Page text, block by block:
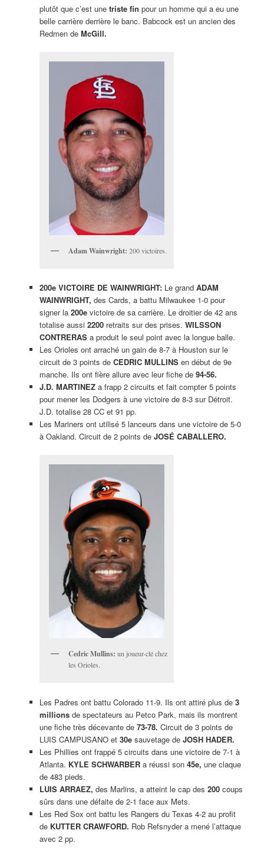
plutôt que c’est une triste fin pour un homme qui a eu une
belle carrière derrière le banc. Babcock est un ancien des
Redmen de McGill.
Adam Wainwright: 200 victoires.
200e VICTOIRE DE WAINWRIGHT: Le grand ADAM
WAINWRIGHT, des Cards, a battu Milwaukee 1-0 pour
signer la 200evictoire de sa carrière. Le droitier de 42 ans
totalise aussi 2200retraits sur des prises. WILSSON
CONTRERASa produit le seul point avec la longue balle.
Les Orioles ont arraché un gain de 8-7 à Houston sur le
circuit de 3 points de CEDRIC MULLINSen début de 9e
manche. Ils ont fière allure avec leur fiche de 94-56.
J.D. MARTINEZa frapp 2 circuits et fait compter 5 points
pour mener les Dodgers à une victoire de 8-3 sur Détroit.
J.D. totalise 28 CC et 91 pp.
Les Mariners ont utilisé 5 lanceurs dans une victoire de 5-0
à Oakland. Circuit de 2 points de JOSÉ CABALLERO.
Cedric Mullins: un joueur-clé chez
les Orioles.
Les Padres ont battu Colorado 11-9. Ils ont attiré plus de 3
millionsde spectateurs au Petco Park, mais ils montrent
une fiche très décevante de 73-78. Circuit de 3 points de
LUIS CAMPUSANO et 30esauvetage de JOSH HADER.
Les Phillies ont frappé 5 circuits dans une victoire de 7-1 à
Atlanta. KYLE SCHWARBERa réussi son 45e, une claque
de 483 pieds.
LUIS ARRAEZ, des Marlins, a atteint le cap des 200coups
sûrs dans une défaite de 2-1 face aux Mets.
Les Red Sox ont battu les Rangers du Texas 4-2 au profit
de KUTTER CRAWFORD. Rob Refsnyder a mené l’attaque
avec 2 pp.